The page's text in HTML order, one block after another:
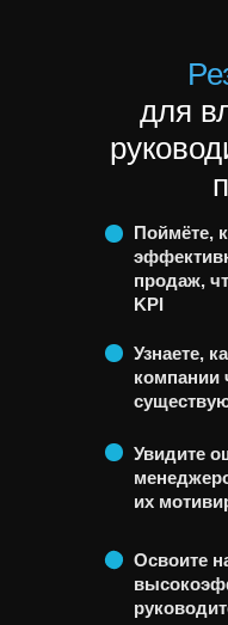
Поймёте,
продаж,
KPI
для
Увидите
их
Узнаете,
компании
Освоите
от 1 до 50